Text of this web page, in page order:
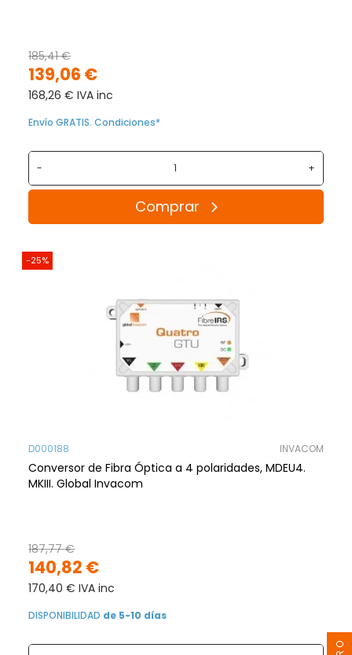
139,06 €
185,41 €
168,26 € IVA inc
Envío GRATIS. Condiciones*
- +
Comprar
-25%
D000188 INVACOM
Conversor de Fibra Óptica a 4 polaridades, MDEU4.
MKIII. Global Invacom
140,82 €
187,77 €
170,40 € IVA inc
DISPONIBILIDAD de 5-10 días